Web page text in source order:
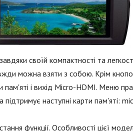
своїй компактності та
можна взяти з собою. Крім
пам'яті і вихід Micro-HDMI. Меню
наступні карти пам'яті:
функції. Особливості цієї